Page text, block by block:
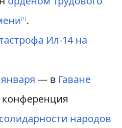
[1].
Ил-14 на
— в Гаване
конференция
народов